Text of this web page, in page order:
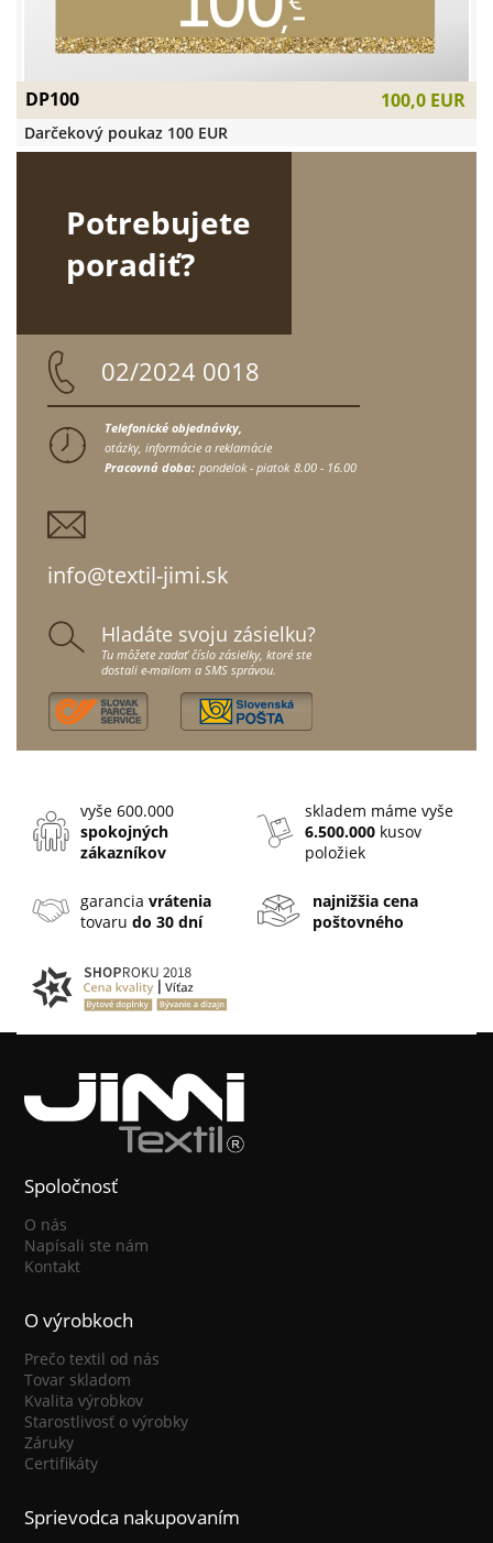
DP100 100,0 EUR
Darčekový poukaz 100 EUR
Potrebujete
poradiť?
02/2024 0018
Telefonické objednávky,
otázky, informácie a reklamácie
Pracovná doba: pondelok - piatok 8.00 - 16.00
info@textil-jimi.sk
Hladáte svoju zásielku?
Tu môžete zadať číslo zásielky, ktoré ste
dostali e-mailom a SMS správou.
vyše 600.000
spokojných
zákazníkov
skladem máme vyše
6.500.000 kusov
položiek
garanciavrátenia
tovarudo 30 dní
najnižšia cena
poštovného
Spoločnosť
O nás
Napísali ste nám
Kontakt
O výrobkoch
Prečo textil od nás
Tovar skladom
Kvalita výrobkov
Starostlivosť o výrobky
Záruky
Certifikáty
Sprievodca nakupovaním